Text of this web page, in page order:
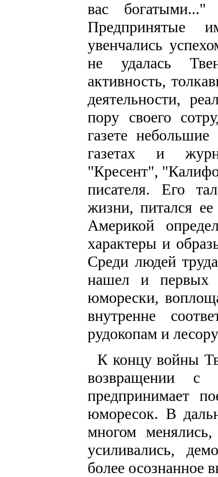
вас
Предпринятые
увенчались
не удалась
активность,
деятельности,
пору своего
газете
газетах и
"Кресент",
писателя. Его
жизни, питался
Америкой
характеры и
Среди людей
нашел и первых
юморески,
внутренне
рудокопам и
К концу войны
возвращении с
предпринимает
юморесок. В
многом менялись,
усиливались,
более осознанное